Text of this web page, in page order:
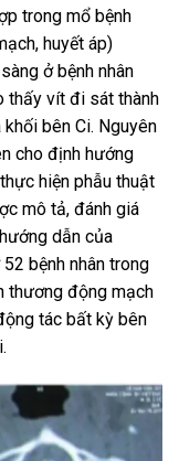
trong mổ bệnh
huyết áp)
ở bệnh nhân
thấy vít đi sát thành
bên Ci. Nguyên
cho định hướng
hiện phẫu thuật
mô tả, đánh giá
dẫn của
bệnh nhân trong
thương động mạch
tác bất kỳ bên